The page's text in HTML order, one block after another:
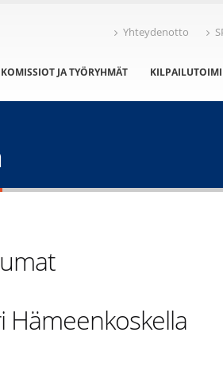
Yhteydenotto
KOMISSIOT JA TYÖRYHMÄT
Hämeenkoskella